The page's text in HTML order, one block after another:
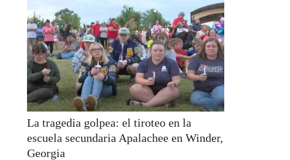
La tragedia golpea: el tiroteo en la
escuela secundaria Apalachee en Winder,
Georgia